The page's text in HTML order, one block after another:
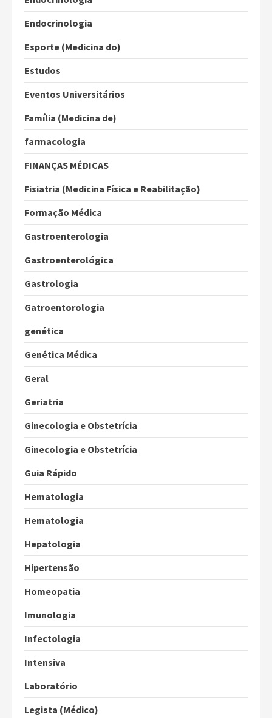
Endocrinologia
Esporte (Medicina do)
Estudos
Eventos Universitários
Família (Medicina de)
farmacologia
FINANÇAS MÉDICAS
Fisiatria (Medicina Física e Reabilitação)
Formação Médica
Gastroenterologia
Gastroenterológica
Gastrologia
Gatroentorologia
genética
Genética Médica
Geral
Geriatria
Ginecologia e Obstetrícia
Ginecologia e Obstetrícia
Guia Rápido
Hematologia
Hematologia
Hepatologia
Hipertensão
Homeopatia
Imunologia
Infectologia
Intensiva
Laboratório
Legista (Médico)